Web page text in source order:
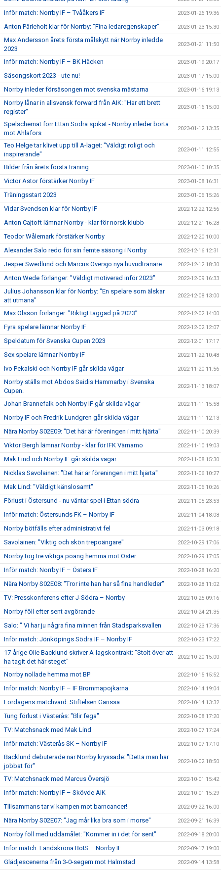
Inför match: Norrby IF – Tvååkers IF 2023-01-26 19:36
Anton Pärleholt klar för Norrby: "Fina ledaregenskaper" 2023-01-23 15:30
Max Andersson årets första målskytt när Norrby inledde
2023
2023-01-21 11:50
Inför match: Norrby IF – BK Häcken 2023-01-19 20:17
Säsongskort 2023 - ute nu! 2023-01-17 15:00
Norrby inleder försäsongen mot svenska mästarna 2023-01-16 19:13
Norrby lånar in allsvensk forward från AIK: "Har ett brett
register"
2023-01-16 15:00
Spelschemat förr Ettan Södra spikat - Norrby inleder borta
mot Ahlafors
2023-01-12 13:35
Teo Helge tar klivet upp till A-laget: "Väldigt roligt och
inspirerande"
2023-01-11 12:55
Bilder från årets första träning 2023-01-10 10:35
Victor Astor förstärker Norrby IF 2023-01-08 16:31
Träningsstart 2023 2023-01-06 15:26
Vidar Svendsen klar för Norrby IF 2022-12-22 12:56
Anton Cajtoft lämnar Norrby - klar för norsk klubb 2022-12-21 16:28
Teodor Wålemark förstärker Norrby 2022-12-20 10:00
Alexander Salo redo för sin femte säsong i Norrby 2022-12-16 12:31
Jesper Swedlund och Marcus Översjö nya huvudtränare 2022-12-12 18:30
Anton Wede förlänger: ”Väldigt motiverad inför 2023" 2022-12-09 16:33
Julius Johansson klar för Norrby: "En spelare som älskar
att utmana"
2022-12-08 13:00
Max Olsson förlänger: ”Riktigt taggad på 2023” 2022-12-02 14:00
Fyra spelare lämnar Norrby IF 2022-12-02 12:07
Speldatum för Svenska Cupen 2023 2022-12-01 17:17
Sex spelare lämnar Norrby IF 2022-11-22 10:48
Ivo Pekalski och Norrby IF går skilda vägar 2022-11-20 11:56
Norrby ställs mot Abdos Saidis Hammarby i Svenska
Cupen.
2022-11-13 18:07
Johan Brannefalk och Norrby IF går skilda vägar 2022-11-11 15:58
Norrby IF och Fredrik Lundgren går skilda vägar 2022-11-11 12:13
Nära Norrby S02E09: "Det här är föreningen i mitt hjärta" 2022-11-10 20:39
Viktor Bergh lämnar Norrby - klar för IFK Värnamo 2022-11-10 19:03
Mak Lind och Norrby IF går skilda vägar 2022-11-08 15:30
Nicklas Savolainen: "Det här är föreningen i mitt hjärta" 2022-11-06 10:27
Mak Lind: "Väldigt känslosamt" 2022-11-06 10:26
Förlust i Östersund - nu väntar spel i Ettan södra 2022-11-05 23:53
Inför match: Östersunds FK – Norrby IF 2022-11-04 18:08
Norrby bötfälls efter administrativt fel 2022-11-03 09:18
Savolainen: "Viktig och skön trepoängare" 2022-10-29 17:06
Norrby tog tre viktiga poäng hemma mot Öster 2022-10-29 17:05
Inför match: Norrby IF – Östers IF 2022-10-28 16:20
Nära Norrby S02E08: "Tror inte han har så fina handleder" 2022-10-28 11:02
TV: Presskonferens efter J-Södra – Norrby 2022-10-25 09:16
Norrby föll efter sent avgörande 2022-10-24 21:35
Salo: " Vi har ju några fina minnen från Stadsparksvallen 2022-10-23 17:36
Inför match: Jönköpings Södra IF – Norrby IF 2022-10-23 17:22
17-årige Olle Backlund skriver A-lagskontrakt: "Stolt över att
ha tagit det här steget"
2022-10-20 15:00
Norrby nollade hemma mot BP 2022-10-15 15:52
Inför match: Norrby IF – IF Brommapojkarna 2022-10-14 19:04
Lördagens matchvärd: Stiftelsen Garissa 2022-10-14 13:32
Tung förlust i Västerås: "Blir fega" 2022-10-08 17:20
TV: Matchsnack med Mak Lind 2022-10-07 17:24
Inför match: Västerås SK – Norrby IF 2022-10-07 17:10
Backlund debuterade när Norrby kryssade: "Detta man har
jobbat för"
2022-10-02 18:50
TV: Matchsnack med Marcus Översjö 2022-10-01 15:42
Inför match: Norrby IF – Skövde AIK 2022-10-01 15:29
Tillsammans tar vi kampen mot barncancer! 2022-09-22 16:00
Nära Norrby S02E07: "Jag mår lika bra som i morse" 2022-09-21 16:39
Norrby föll med uddamålet: "Kommer in i det för sent" 2022-09-18 20:00
Inför match: Landskrona BoIS – Norrby IF 2022-09-17 19:00
Glädjescenerna från 3-0-segern mot Halmstad 2022-09-14 13:58